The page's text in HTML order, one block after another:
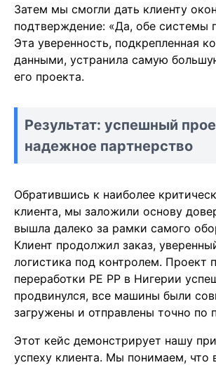
Затем мы смогли дать клиенту
подтверждение: «Да, обе системы
Эта уверенность, подкрепленная
данными, устранила самую
его проекта.
Результат: успешный
надежное партнерство
Обратившись к наиболее
клиента, мы заложили основу
вышла далеко за рамки самого
Клиент продолжил заказ,
логистика под контролем. Проект
переработки PE PP в Нигерии
продвинулся, все машины были
загружены и отправлены точно по
Этот кейс демонстрирует нашу
успеху клиента. Мы понимаем, что